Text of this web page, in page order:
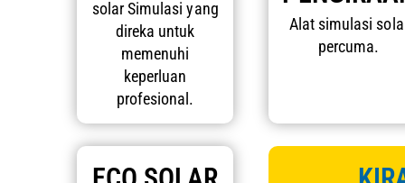
solarSimulasi yang
direka untuk
memenuhi
keperluan
profesional.
Alat simulasi
percuma.